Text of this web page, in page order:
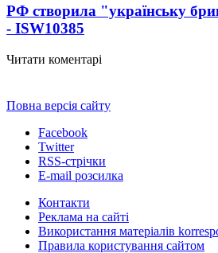
РФ створила "українську
- ISW10385
Читати коментарі
Повна версія сайту
Facebook
Twitter
RSS-стрічки
E-mail розсилка
Контакти
Реклама на сайті
Використання матеріалів
Правила користування сайтом